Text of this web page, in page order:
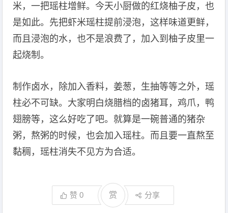
米，一把瑶柱增鲜。今天小厨做的红烧柚子皮，也
是如此。先把虾米瑶柱提前浸泡，这样味道更鲜，
而且浸泡的水，也不是浪费了，加入到柚子皮里一
起烧制。
制作卤水，除加入香料，姜葱，生抽等等之外，瑶
柱必不可缺。大家明白烧腊档的卤猪耳，鸡爪，鸭
翅膀等，这么好吃了吧。就算是一碗普通的猪杂
粥，熬粥的时候，也会加入瑶柱。而且要一直熬至
黏稠，瑶柱消失不见方为合适。
赞0 赏 分享